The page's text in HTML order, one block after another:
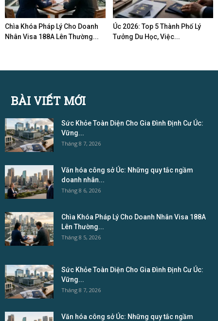
Chìa Khóa Pháp Lý Cho Doanh
Nhân Visa 188A Lên Thường...
Úc 2026: Top 5 Thành Phố Lý
Tưởng Du Học, Việc...
BÀI VIẾT MỚI
Sức Khỏe Toàn Diện Cho Gia Đình Định Cư Úc:
Vững...
Tháng 8 7, 2026
Văn hóa công sở Úc: Những quy tắc ngầm
doanh nhân...
Tháng 8 6, 2026
Chìa Khóa Pháp Lý Cho Doanh Nhân Visa 188A
Lên Thường...
Tháng 8 5, 2026
Sức Khỏe Toàn Diện Cho Gia Đình Định Cư Úc:
Vững...
Tháng 8 7, 2026
Văn hóa công sở Úc: Những quy tắc ngầm